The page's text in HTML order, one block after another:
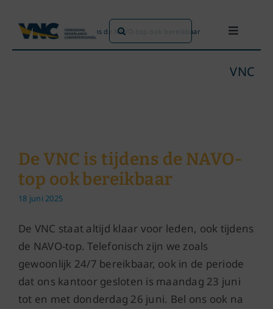
naar
inhoud
Toggle
Maatschappijen
Word lid!
Zoeken
naar:
Home» De VNC is tijdens de NAVO-top ook bereikbaar
VNC
De VNC is tijdens de NAVO-
top ook bereikbaar
18 juni 2025
De VNC staat altijd klaar voor leden, ook tijdens
de NAVO-top. Telefonisch zijn we zoals
gewoonlijk 24/7 bereikbaar, ook in de periode
dat ons kantoor gesloten is maandag 23 juni
tot en met donderdag 26 juni. Bel ons ook na